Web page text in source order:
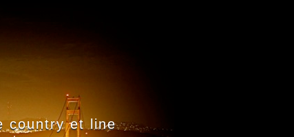
country et line